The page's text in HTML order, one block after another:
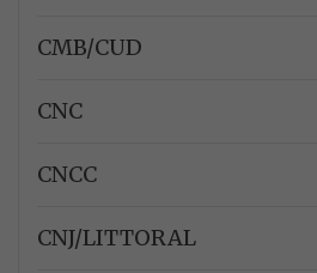
CMB/CUD
CNC
CNCC
CNJ/LITTORAL